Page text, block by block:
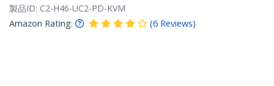
製品ID: C2-H46-UC2-PD-KVM
Amazon Rating:
(6 Reviews)